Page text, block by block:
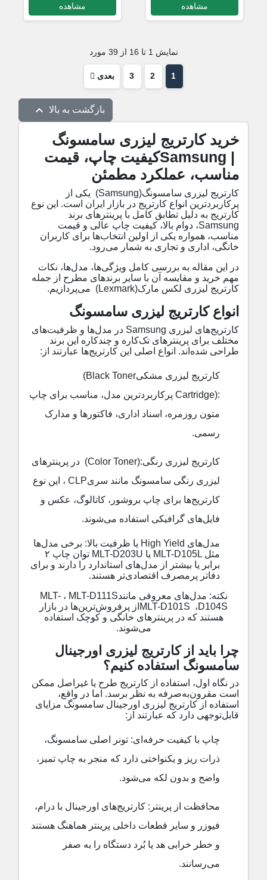
مشاهده مشاهده
نمایش 1 تا 16 از 39 مورد
1
2
3 بعدی
بازگشت به بالا 
خرید کارتریج لیزری سامسونگ
Samsung |کیفیت چاپ، قیمت
مناسب، عملکرد مطمئن
کارتریج لیزری سامسونگ(Samsung) یکی از
پرکاربردترین انواع کارتریج در بازار ایران است. این نوع
کارتریج به دلیل تطابق کامل با پرینترهای برند
Samsung، دوام بالا، کیفیت چاپ عالی و قیمت
مناسب، همواره یکی از اولین انتخاب‌ها برای کاربران
خانگی، اداری و تجاری به شمار می‌رود.
در این مقاله به بررسی کامل ویژگی‌ها، مدل‌ها، نکات
مهم خرید و مقایسه آن با سایر برندهای مطرح از جمله
کارتریج لیزری لکس مارک(Lexmark) می‌پردازیم.
انواع کارتریج لیزری سامسونگ
کارتریج‌های لیزری Samsung در مدل‌ها و ظرفیت‌های
مختلف برای پرینترهای تک‌کاره و چندکاره این برند
طراحی شده‌اند. انواع اصلی این کارتریج‌ها عبارتند از :
کارتریج لیزری مشکی(Black Toner
Cartridge): پرکاربردترین مدل، مناسب برای چاپ
متون روزمره، اسناد اداری، فاکتورها و مدارک
رسمی.
کارتریج لیزری رنگی(Color Toner): در پرینترهای
لیزری رنگی سامسونگ مانند سریCLP ، این نوع
کارتریج‌ها برای چاپ بروشور، کاتالوگ، عکس و
فایل‌های گرافیکی استفاده می‌شوند.
مدل‌های High Yield یا ظرفیت بالا: برخی مدل‌ها
مثل MLT-D105L یا MLT-D203U توان چاپ ۲
برابر یا بیشتر از مدل‌های استاندارد را دارند و برای
دفاتر پرمصرف اقتصادی‌تر هستند.
نکته: مدل‌های معروفی مانندMLT-D111S ،MLT-
D104S، MLT-D101S از پرفروش‌ترین‌ها در بازار
هستند که در پرینترهای خانگی و کوچک استفاده
می‌شوند.
چرا باید از کارتریج لیزری اورجینال
سامسونگ استفاده کنیم؟
در نگاه اول، استفاده از کارتریج طرح یا غیراصل ممکن
است مقرون‌به‌صرفه به نظر برسد. اما در واقع،
استفاده از کارتریج لیزری اورجینال سامسونگ مزایای
قابل‌توجهی دارد که عبارتند از :
چاپ با کیفیت حرفه‌ای: تونر اصلی سامسونگ،
ذرات ریز و یکنواختی دارد که منجر به چاپ تمیز،
واضح و بدون لکه می‌شود.
محافظت از پرینتر : کارتریج‌های اورجینال با درام،
فیوزر و سایر قطعات داخلی پرینتر هماهنگ هستند
و خطر خرابی هد یا بُرد دستگاه را به صفر
می‌رسانند.